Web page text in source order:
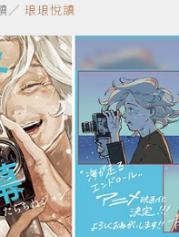
／ 琅琅悅讀